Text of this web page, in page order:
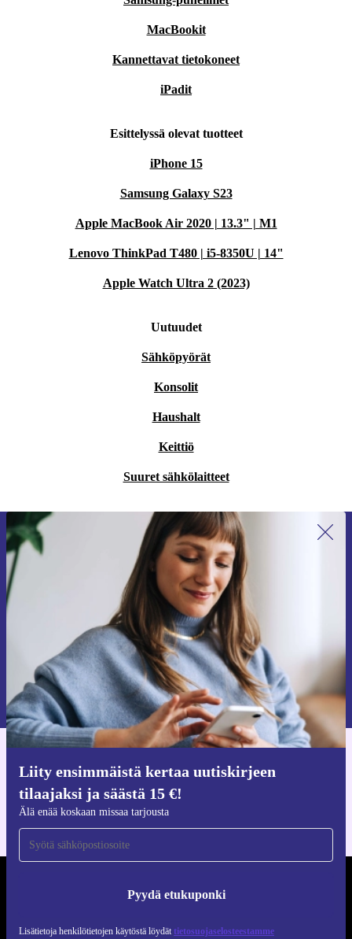
MacBookit
Kannettavat tietokoneet
iPadit
Esittelyssä olevat tuotteet
iPhone 15
Samsung Galaxy S23
Apple MacBook Air 2020 | 13.3" | M1
Lenovo ThinkPad T480 | i5-8350U | 14"
Apple Watch Ultra 2 (2023)
Uutuudet
Sähköpyörät
Konsolit
Haushalt
Keittiö
Suuret sähkölaitteet
Liity ensimmäistä kertaa uutiskirjeen
tilaajaksi ja säästä 15 €!
Älä enää koskaan missaa tarjousta
Pyydä etukuponki
Lisätietoja henkilötietojen käytöstä löydät tietosuojaselosteestamme
Liity ensimmäistä kertaa uutiskirjeen
tilaajaksi ja säästä 15 €!
Älä missaa enää yhtäkään tarjousta.
Pyydä etukuponki
Lisätietoja henkilötietojen käytöstä löydättietosuojaselosteestamme.
iOS:lle ja Androidille